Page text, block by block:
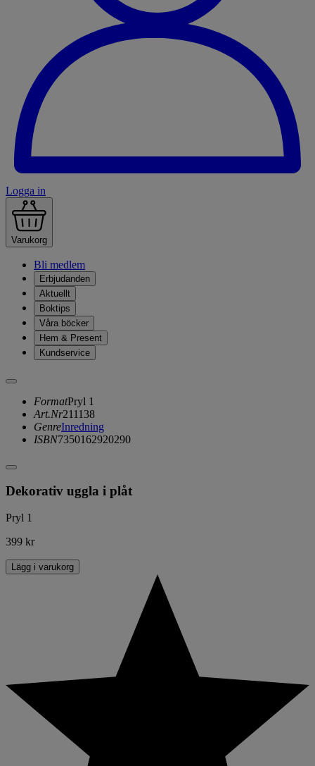
Logga in
Varukorg
Bli medlem
Erbjudanden
Aktuellt
Boktips
Våra böcker
Hem & Present
Kundservice
FormatPryl 1
Art.Nr211138
GenreInredning
ISBN7350162920290
Dekorativ uggla i plåt
Pryl 1
399 kr
Lägg i varukorg